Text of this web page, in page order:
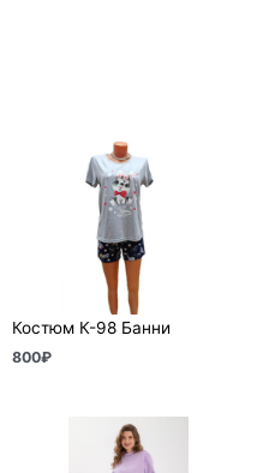
Костюм К-98 Банни
800₽